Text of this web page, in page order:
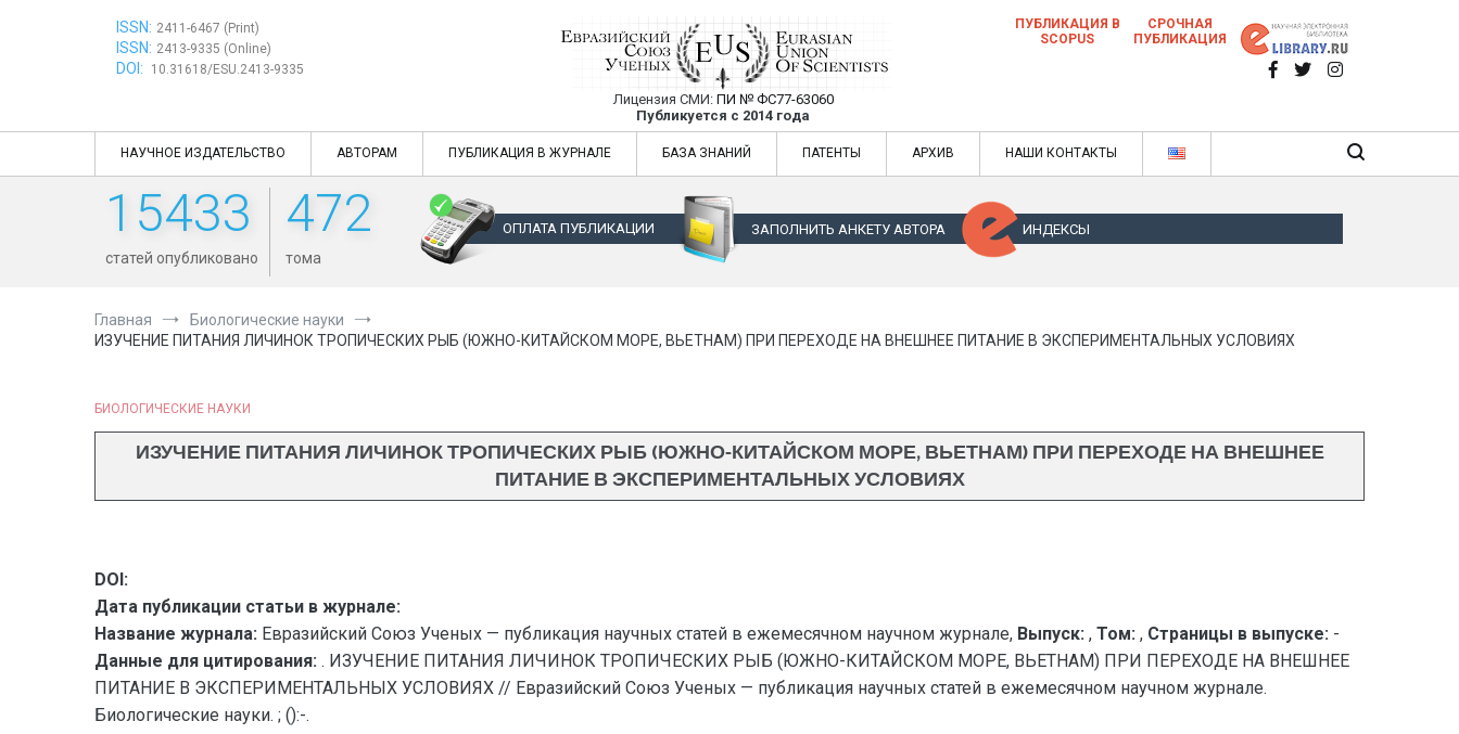
ISSN: 2411-6467 (Print)
ISSN: 2413-9335 (Online)
DOI: 10.31618/ESU.2413-9335
Евразийский Союз Ученых — публикация научных статей в ежемесячном научном
журнале
Лицензия СМИ: ПИ № ФС77-63060
Публикуется с 2014 года
Евразийский Союз Ученых — публикация научных статей в ежемесячном научном журнале
ПУБЛИКАЦИЯ В
SCOPUS
СРОЧНАЯ
ПУБЛИКАЦИЯ
НАУЧНОЕ ИЗДАТЕЛЬСТВО АВТОРАМ ПУБЛИКАЦИЯ В ЖУРНАЛЕ БАЗА ЗНАНИЙ ПАТЕНТЫ АРХИВ НАШИ КОНТАКТЫ
15433
статей опубликовано
472
тома
ОПЛАТА ПУБЛИКАЦИИ ЗАПОЛНИТЬ АНКЕТУ АВТОРА ИНДЕКСЫ
Главная
Биологические науки
ИЗУЧЕНИЕ ПИТАНИЯ ЛИЧИНОК ТРОПИЧЕСКИХ РЫБ (ЮЖНО-КИТАЙСКОМ МОРЕ, ВЬЕТНАМ) ПРИ ПЕРЕХОДЕ НА ВНЕШНЕЕ ПИТАНИЕ В ЭКСПЕРИМЕНТАЛЬНЫХ УСЛОВИЯХ
БИОЛОГИЧЕСКИЕ НАУКИ
ИЗУЧЕНИЕ ПИТАНИЯ ЛИЧИНОК ТРОПИЧЕСКИХ РЫБ (ЮЖНО-КИТАЙСКОМ МОРЕ, ВЬЕТНАМ) ПРИ ПЕРЕХОДЕ НА ВНЕШНЕЕ
ПИТАНИЕ В ЭКСПЕРИМЕНТАЛЬНЫХ УСЛОВИЯХ
DOI:
Дата публикации статьи в журнале:
Название журнала: Евразийский Союз Ученых — публикация научных статей в ежемесячном научном журнале, Выпуск: , Том: , Страницы в выпуске: -
Данные для цитирования: . ИЗУЧЕНИЕ ПИТАНИЯ ЛИЧИНОК ТРОПИЧЕСКИХ РЫБ (ЮЖНО-КИТАЙСКОМ МОРЕ, ВЬЕТНАМ) ПРИ ПЕРЕХОДЕ НА ВНЕШНЕЕ
ПИТАНИЕ В ЭКСПЕРИМЕНТАЛЬНЫХ УСЛОВИЯХ // Евразийский Союз Ученых — публикация научных статей в ежемесячном научном журнале.
Биологические науки. ; ():-.